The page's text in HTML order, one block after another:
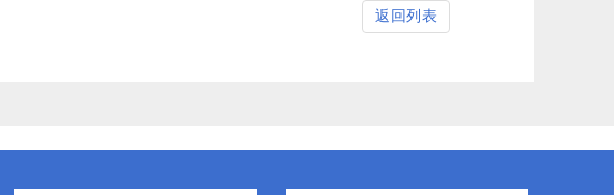
返回列表